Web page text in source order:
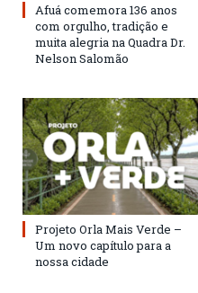
Afuá comemora 136 anos
com orgulho, tradição e
muita alegria na Quadra Dr.
Nelson Salomão
Projeto Orla Mais Verde –
Um novo capítulo para a
nossa cidade